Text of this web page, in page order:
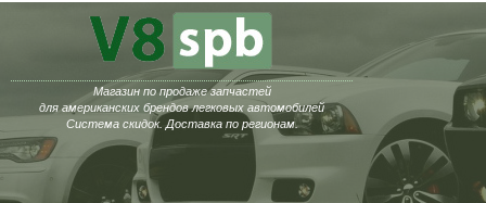
Магазин по продаже запчастей
для американских брендов легковых автомобилей
Система скидок. Доставка по регионам.